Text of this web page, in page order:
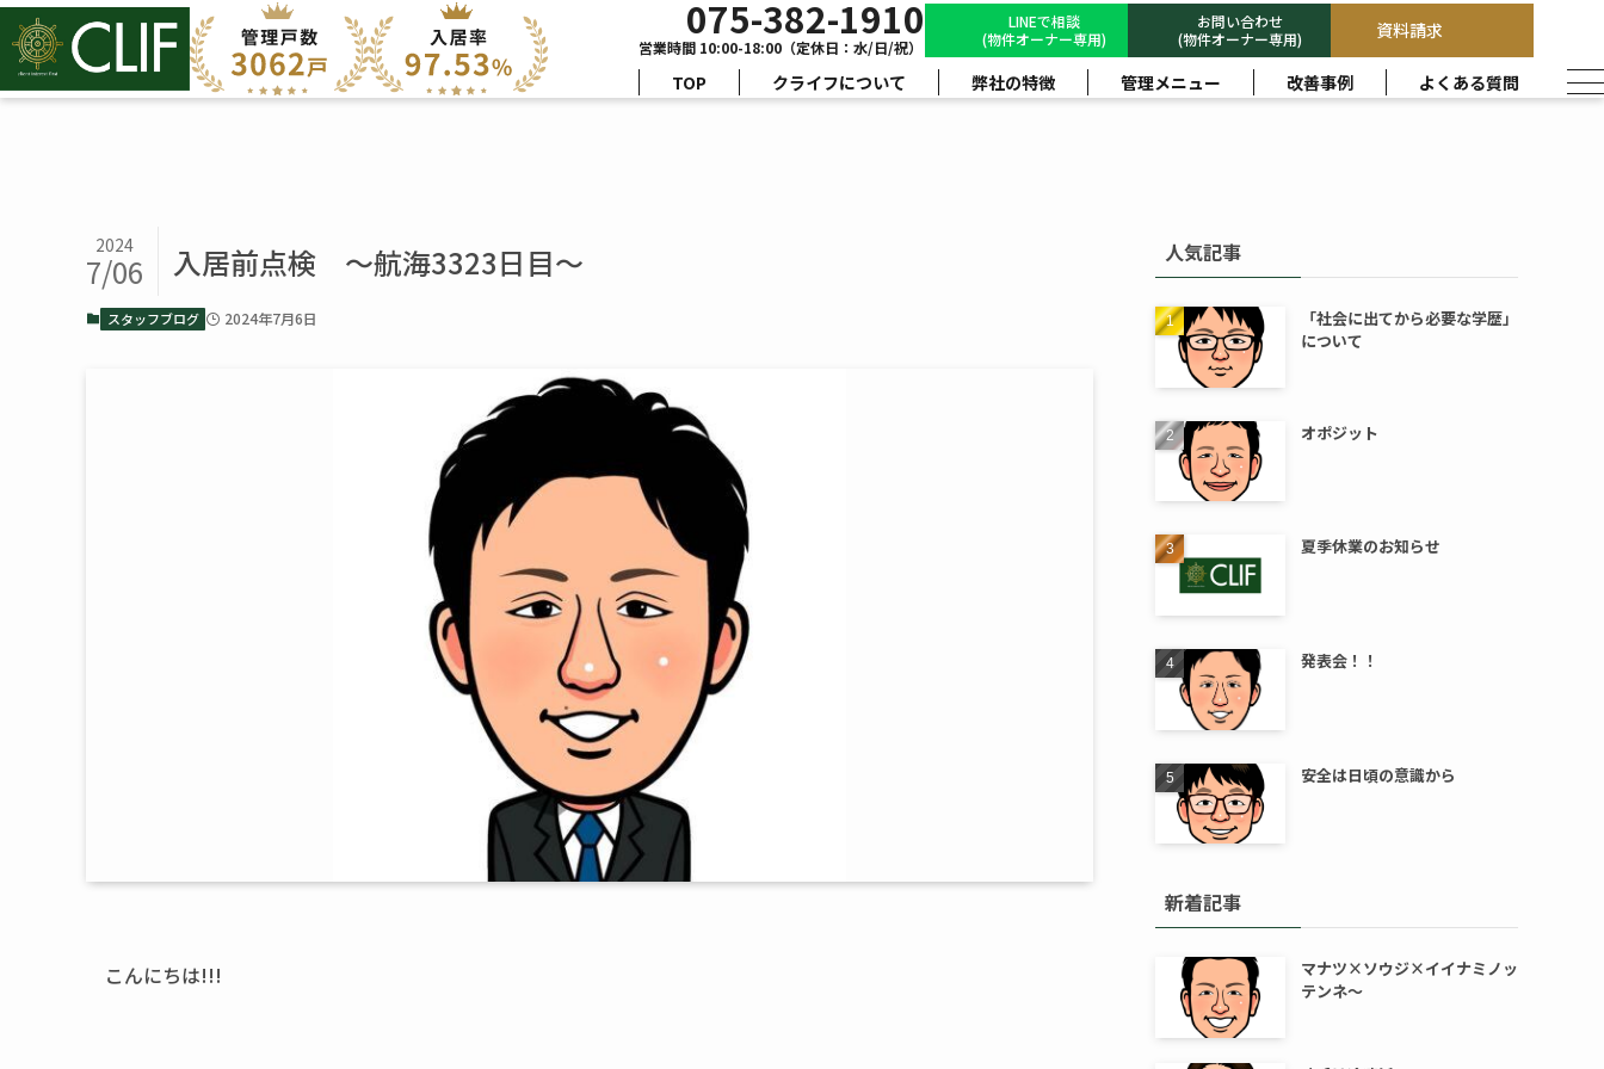
075-382-1910
営業時間 10:00-18:00（定休日：水/日/祝）
LINEで相談
(物件オーナー専用)
お問い合わせ
(物件オーナー専用)
資料請求
TOP クライフについて 弊社の特徴 管理メニュー 改善事例 よくある質問
入居前点検 ～航海3323日目～
2024
7/06
スタッフブログ 2024年7月6日
こんにちは!!!
人気記事
「社会に出てから必要な学歴」
について
オポジット
夏季休業のお知らせ
発表会！！
安全は日頃の意識から
新着記事
マナツ×ソウジ×イイナミノッ
テンネ～